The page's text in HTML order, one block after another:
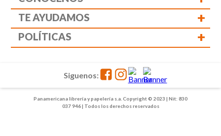
TE AYUDAMOS +
POLÍTICAS +
Panamericana librería y papelería s.a. Copyright © 2023 | Nit: 830
037 946 | Todos los derechos reservados
Siguenos: